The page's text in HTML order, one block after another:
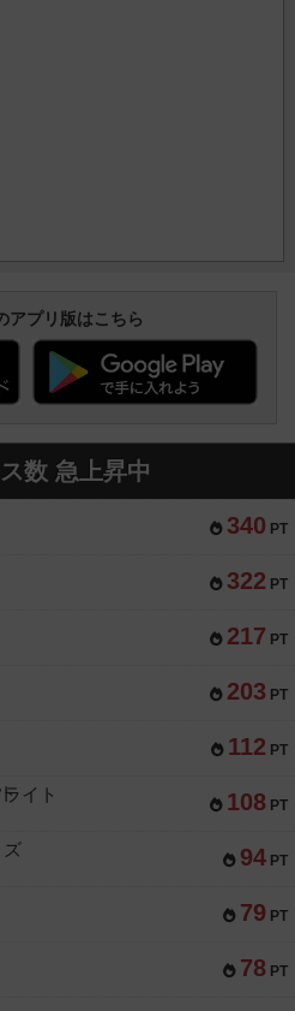
アプリ版はこちら
数 急上昇中
340 PT
322 PT
217 PT
203 PT
112 PT
108 PT
イト
94 PT
ズ
79 PT
78 PT